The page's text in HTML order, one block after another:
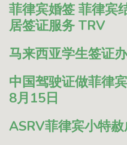
菲律宾婚签 菲律宾
居签证服务 TRV
马来西亚学生签证
中国驾驶证做菲律
8月15日
ASRV菲律宾小特